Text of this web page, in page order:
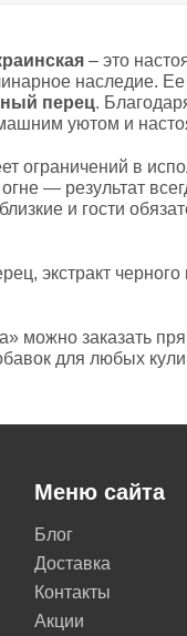
– это
наследие. Ее
перец.
уютом и
ограничений в
— результат
и гости
экстракт
можно заказать
для любых
Меню сайта
Блог
Доставка
Контакты
Акции